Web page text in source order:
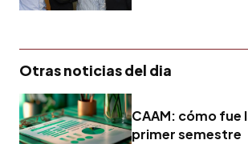
Otras noticias del dia
CAAM: cómo fue
primer semestre